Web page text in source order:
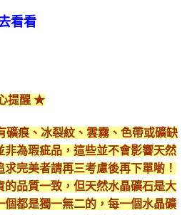
看看
提醒 ★
礦痕、冰裂紋、雲霧、色帶或礦缺
非為瑕疵品，這些並不會影響天然
完美者請再三考慮後再下單喲！
的品質一致，但天然水晶礦石是大
個都是獨一無二的，每一個水晶礦